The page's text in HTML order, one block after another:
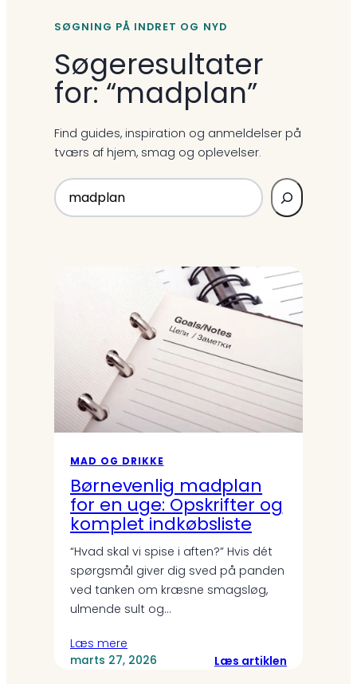
SØGNING PÅ INDRET OG NYD
Søgeresultater
for: “madplan”
Find guides, inspiration og anmeldelser på
tværs af hjem, smag og oplevelser.
Søg
MAD OG DRIKKE
Børnevenlig madplan
for en uge: Opskrifter og
komplet indkøbsliste
“Hvad skal vi spise i aften?” Hvis dét
spørgsmål giver dig sved på panden
ved tanken om kræsne smagsløg,
ulmende sult og…
Læs mere
marts 27, 2026 Læs artiklen